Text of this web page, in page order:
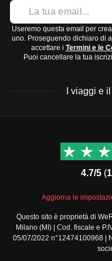
Useremo questa email per
uno. Proseguendo dichiaro di
accettare i Termini e le
Puoi cancellare la tua
I viaggi e
Viaggi di gruppo Nord
Viaggi di gruppo Centro
Viaggi di gruppo Sud
America
Viaggi di gruppo Africa
Viaggi di gruppo Medio
4.7/5 (
Aggiorna le
Questo sito è proprietà di
Milano (MI) | Cod. fiscale e
05/07/2022 n°12474100968 |